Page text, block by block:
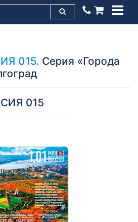
015. Серия «Города
015